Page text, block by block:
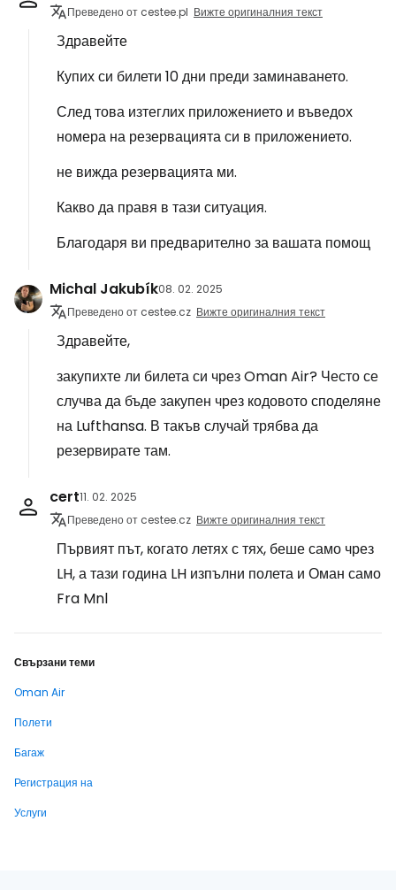
Преведено от cestee.pl Вижте оригиналния текст
Здравейте
Купих си билети 10 дни преди заминаването.
След това изтеглих приложението и въведох
номера на резервацията си в приложението.
не вижда резервацията ми.
Какво да правя в тази ситуация.
Благодаря ви предварително за вашата помощ
Michal Jakubík08. 02. 2025
Преведено от cestee.cz Вижте оригиналния текст
Здравейте,
закупихте ли билета си чрез Oman Air? Често се
случва да бъде закупен чрез кодовото споделяне
на Lufthansa. В такъв случай трябва да
резервирате там.
cert11. 02. 2025
Преведено от cestee.cz Вижте оригиналния текст
Първият път, когато летях с тях, беше само чрез
LH, а тази година LH изпълни полета и Оман само
Fra Mnl
Свързани теми
Oman Air
Полети
Багаж
Регистрация на
Услуги